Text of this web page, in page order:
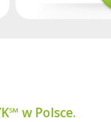
w Polsce.